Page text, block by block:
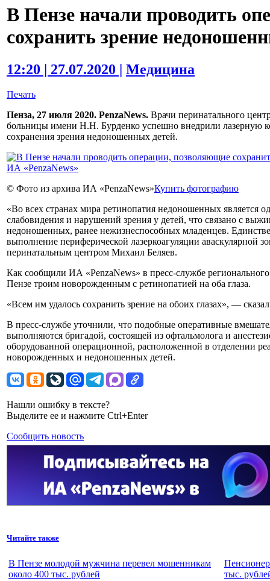
В Пензе начали проводить
сохранить зрение
12:20 | 27.07.2020 | Медицина
Печать
Пенза, 27 июля 2020. PenzaNews. Врачи перинатального
больницы имени Н.Н. Бурденко успешно внедрили лазерную
сохранения зрения недоношенных детей.
© Фото из архива ИА «PenzaNews»Купить фотографию
«Во всех странах мира ретинопатия недоношенных является
слабовидения и нарушений зрения у детей, что связано с
недоношенных, ранее нежизнеспособных младенцев.
выполнение периферической лазеркоагуляции аваскулярной
перинатальным центром Михаил Беляев.
Как сообщили ИА «PenzaNews» в пресс-службе
Пензе троим новорожденным с ретинопатией на оба глаза.
«Всем им удалось сохранить зрение на обоих глазах», —
В пресс-службе уточнили, что подобные оперативные
выполняются бригадой, состоящей из офтальмолога и
оборудованной операционной, расположенной в отделении
новорожденных и недоношенных детей.
Нашли ошибку в тексте?
Выделите ее и нажмите Ctrl+Enter
Сообщить новость
Читайте также
В Пензе молодой мужчина перевел мошенникам
около 400 тыс. рублей
тыс.